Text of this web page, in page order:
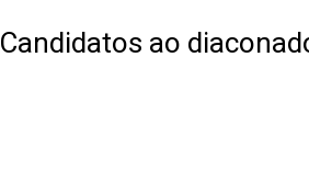
Candidatos ao